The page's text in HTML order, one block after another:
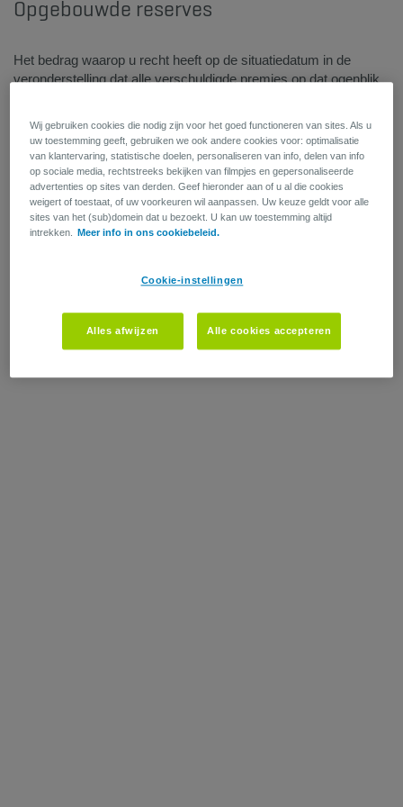
Opgebouwde reserves
Het bedrag waarop u recht heeft op de situatiedatum in de
veronderstelling dat alle verschuldigde premies op dat ogenblik
De pensioenfiche vermeldt ook het bedrag van het voorgaande
jaar. Op die manier kan u de evolutie van uw reserves opvolgen.
Wij gebruiken cookies die nodig zijn voor het goed functioneren van sites. Als u
uw toestemming geeft, gebruiken we ook andere cookies voor: optimalisatie
van klantervaring, statistische doelen, personaliseren van info, delen van info
op sociale media, rechtstreeks bekijken van filmpjes en gepersonaliseerde
advertenties op sites van derden. Geef hieronder aan of u al die cookies
weigert of toestaat, of uw voorkeuren wil aanpassen. Uw keuze geldt voor alle
sites van het (sub)domein dat u bezoekt. U kan uw toestemming altijd
intrekken. Meer info in ons cookiebeleid.
Cookie-instellingen
Alles afwijzen Alle cookies accepteren